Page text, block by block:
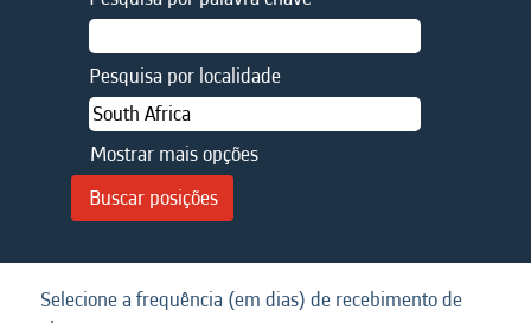
Pesquisa por localidade
Mostrar mais opções
Selecione a frequência (em dias) de recebimento de